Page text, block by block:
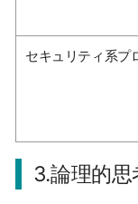
セキュリティ系プ
3.論理的思